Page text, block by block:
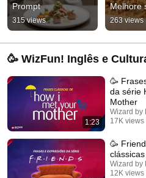
Prompt
315 views
Melhore
263 views
🥳 WizFun! Inglês e
1:23
🥳
da série
Mother
Wizard by
17K views
🥳
clássicas
Wizard by
12K views